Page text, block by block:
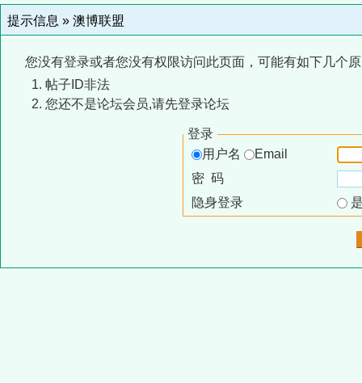
提示信息 » 澳博联盟
您没有登录或者您没有权限访问此页面，可能有如下几个
帖子ID非法
您还不是论坛会员,请先登录论坛
登录
用户名
Email
密 码
隐身登录